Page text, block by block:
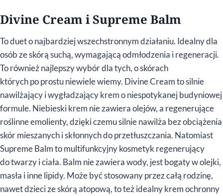
Divine Cream i Supreme Balm
To duet o najbardziej wszechstronnym działaniu. Idealny dla
osób ze skórą suchą, wymagającą odmłodzenia i regeneracji.
To również najlepszy wybór dla tych, o skórach
których po prostu niewiele wiemy. Divine Cream to silnie
nawilżający i wygładzający krem o niespotykanej budyniowej
formule. Niebieski krem nie zawiera olejów, a regenerujące
roślinne emolienty, dzięki czemu silnie nawilża bez obciążenia
skór mieszanych i skłonnych do przetłuszczania. Natomiast
Supreme Balm to multifunkcyjny kosmetyk regenerujący
do twarzy i ciała. Balm nie zawiera wody, jest bogaty w olejki,
masła i inne lipidy. Może być stosowany przez całą rodzinę,
nawet dzieci ze skórą atopową, to też idealny krem ochronny